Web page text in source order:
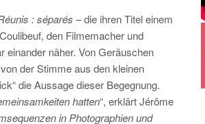
: séparés – die ihren Titel einem
den Filmemacher und
einander näher. Von Geräuschen
der Stimme aus den kleinen
die Aussage dieser Begegnung.
hatten“, erklärt Jérôme
in Photographien und